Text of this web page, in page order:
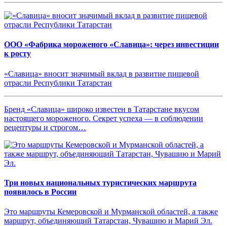
ООО «Фабрика мороженого «Славица»: через инвестиции
к росту
«Славица» вносит значимый вклад в развитие пищевой
отрасли Республики Татарстан
Бренд «Славица» широко известен в Татарстане вкусом
настоящего мороженого. Секрет успеха — в соблюдении
рецептуры и строгом…
Три новых национальных туристических маршрута
появилось в России
Это маршруты Кемеровской и Мурманской областей, а также
маршрут, объединяющий Татарстан, Чувашию и Марий Эл.